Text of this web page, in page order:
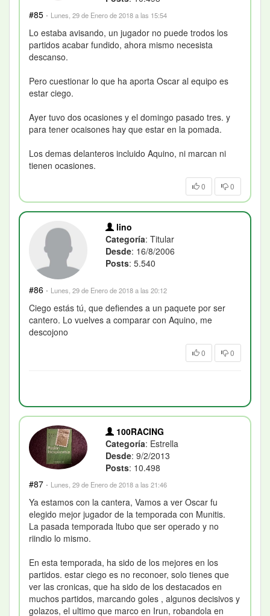
#85 · Lunes, 29 de Enero de 2018 a las 15:54
Lo estaba avisando, un jugador no puede trodos los
partidos acabar fundido, ahora mismo necesista
descanso.
Pero cuestionar lo que ha aporta Oscar al equipo es
estar ciego.
Ayer tuvo dos ocasiones y el domingo pasado tres. y
para tener ocaisones hay que estar en la pomada.
Los demas delanteros incluido Aquino, ni marcan ni
tienen ocasiones.
0 0
lino
Categoría: Titular
Desde: 16/8/2006
Posts: 5.540
#86 · Lunes, 29 de Enero de 2018 a las 20:12
Ciego estás tú, que defiendes a un paquete por ser
cantero. Lo vuelves a comparar con Aquino, me
descojono
0 0
100RACING
Categoría: Estrella
Desde: 9/2/2013
Posts: 10.498
#87 · Lunes, 29 de Enero de 2018 a las 21:46
Ya estamos con la cantera, Vamos a ver Oscar fu
elegido mejor jugador de la temporada con Munitis.
La pasada temporada ltubo que ser operado y no
riindio lo mismo.
En esta temporada, ha sido de los mejores en los
partidos. estar ciego es no reconoer, solo tienes que
ver las cronicas, que ha sido de los destacados en
muchos partidos, marcando goles , algunos decisivos y
golazos, el ultimo que marco en Irun, robandola en